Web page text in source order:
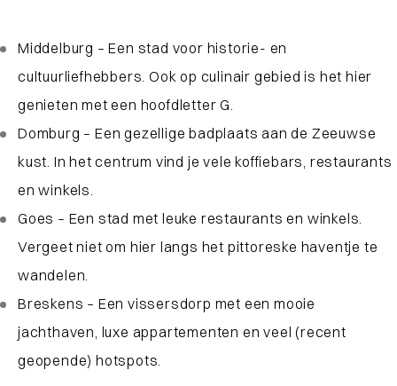
Middelburg – Een stad voor historie- en
cultuurliefhebbers. Ook op culinair gebied is het hier
genieten met een hoofdletter G.
Domburg – Een gezellige badplaats aan de Zeeuwse
kust. In het centrum vind je vele koffiebars, restaurants
en winkels.
Goes – Een stad met leuke restaurants en winkels.
Vergeet niet om hier langs het pittoreske haventje te
wandelen.
Breskens – Een vissersdorp met een mooie
jachthaven, luxe appartementen en veel (recent
geopende) hotspots.